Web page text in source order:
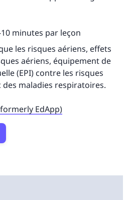
minutes par leçon
les risques aériens, effets
aériens, équipement de
(EPI) contre les risques
maladies respiratoires.
EdApp)